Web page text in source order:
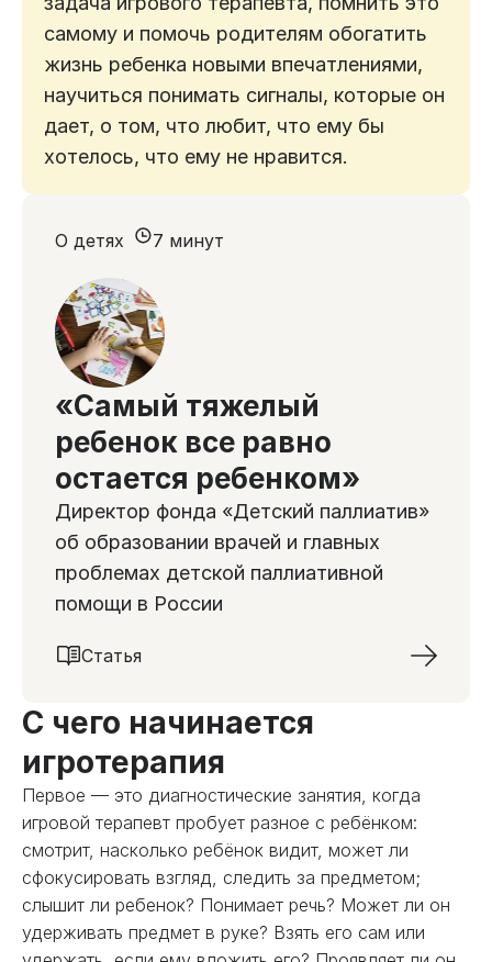
самому и помочь родителям обогатить
жизнь ребенка новыми впечатлениями,
научиться понимать сигналы, которые он
дает, о том, что любит, что ему бы
хотелось, что ему не нравится.
«Самый тяжелый
ребенок все равно
остается ребенком»
Директор фонда «Детский паллиатив»
об образовании врачей и главных
проблемах детской паллиативной
помощи в России
О детях
Статья
7 минут
С чего начинается
игротерапия
Первое — это диагностические занятия, когда
игровой терапевт пробует разное с ребёнком:
смотрит, насколько ребёнок видит, может ли
сфокусировать взгляд, следить за предметом;
слышит ли ребенок? Понимает речь? Может ли он
удерживать предмет в руке? Взять его сам или